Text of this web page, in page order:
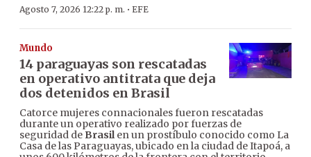
Agosto 7, 2026 12:22 p. m. · EFE
Mundo
14 paraguayas son rescatadas
en operativo antitrata que deja
dos detenidos en Brasil
Catorce mujeres connacionales fueron rescatadas
durante un operativo realizado por fuerzas de
seguridad de Brasilen un prostíbulo conocido como La
Casa de las Paraguayas, ubicado en la ciudad de Itapoá, a